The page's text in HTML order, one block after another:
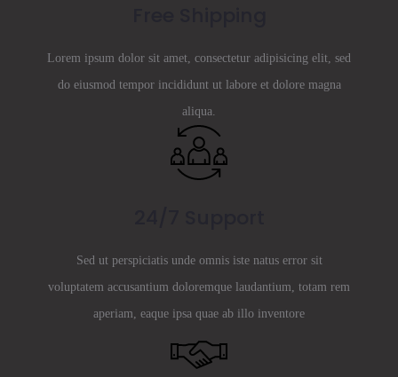
Lorem ipsum dolor sit amet, consectetur adipisicing elit, sed
do eiusmod tempor incididunt ut labore et dolore magna
aliqua.
Sed ut perspiciatis unde omnis iste natus error sit
voluptatem accusantium doloremque laudantium, totam rem
aperiam, eaque ipsa quae ab illo inventore